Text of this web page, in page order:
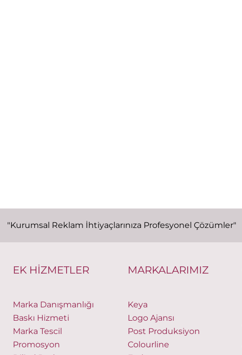
"Kurumsal Reklam İhtiyaçlarınıza Profesyonel Çözümler"
EK HİZMETLER
Marka Danışmanlığı
Baskı Hizmeti
Marka Tescil
Promosyon
MARKALARIMIZ
Keya
Logo Ajansı
Post Produksiyon
Colourline